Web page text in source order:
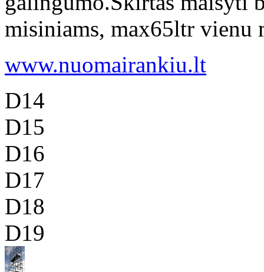
misiniams, max65ltr vienu
www.nuomairankiu.lt
D14
D15
D16
D17
D18
D19